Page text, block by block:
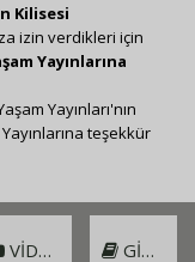
VIDEO GIRIŞ
Kilisesi
izin verdikleri için
Yayınlarına
Yayınları'nın
teşekkür